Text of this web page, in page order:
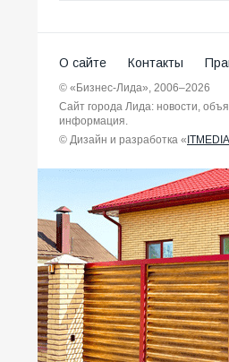
О сайте Контакты
© «Бизнес-Лида», 2006–2026
Сайт города Лида: новости,
информация.
© Дизайн и разработка « ITMEDIA